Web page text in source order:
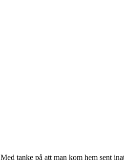
Med tanke på att man kom hem sent